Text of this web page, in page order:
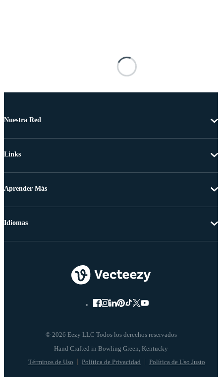
Nuestra Red
Links
Aprender Más
© 2026 Eezy LLC Todos los derechos reservados
Términos de Uso Política de Privacidad Política de Uso Justo
Idiomas